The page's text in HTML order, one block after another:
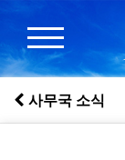
사무국 소식